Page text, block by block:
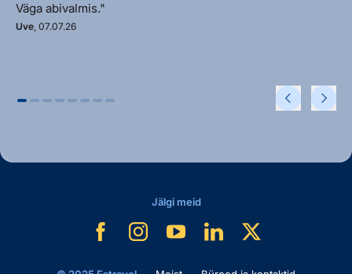
Väga abivalmis."
Uve, 07.07.26
Jälgi meid